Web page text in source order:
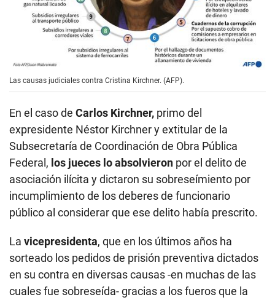
Las causas judiciales contra Cristina Kirchner. (AFP).
En el caso de Carlos Kirchner, primo del
expresidente Néstor Kirchner y extitular de la
Subsecretaría de Coordinación de Obra Pública
Federal, los jueces lo absolvieron por el delito de
asociación ilícita y dictaron su sobreseímiento por
incumplimiento de los deberes de funcionario
público al considerar que ese delito había prescrito.
La vicepresidenta, que en los últimos años ha
sorteado los pedidos de prisión preventiva dictados
en su contra en diversas causas -en muchas de las
cuales fue sobreseída- gracias a los fueros que la